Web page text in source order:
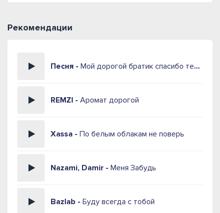
Рекомендации
Песня - Мой дорогой братик спасибо тебе что ты рядом
REMZI - Аромат дорогой
Xassa - По белым облакам не поверь
Nazami, Damir - Меня Забудь
Bazlab - Буду всегда с тобой